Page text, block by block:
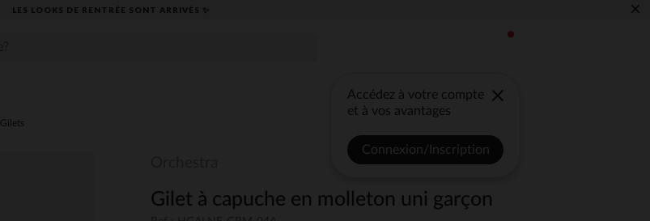
LES LOOKS DE RENTRÉE SONT ARRIVÉS ✨ ×
Accédez à votre compte
et à vos avantages
Connexion/Inscription
Gilets
Gilet à capuche en molleton uni garçon